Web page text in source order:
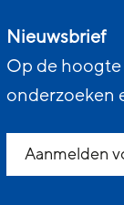
Nieuwsbrief
Op de
onderzoeken
Aanmelden